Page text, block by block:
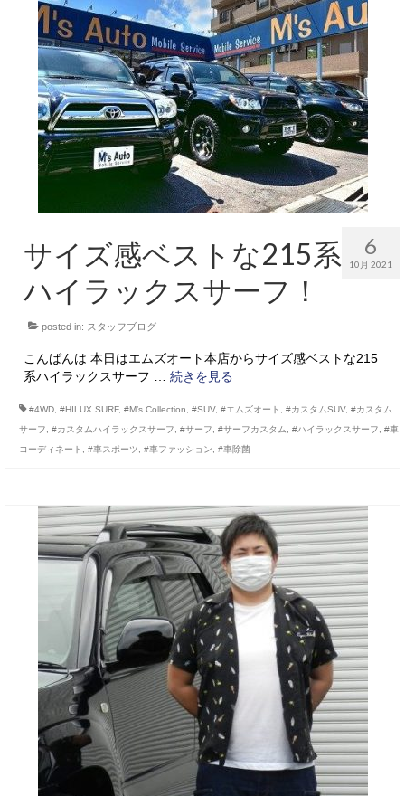
6
10月 2021
サイズ感ベストな215系
ハイラックスサーフ！
posted in: スタッフブログ
こんばんは 本日はエムズオート本店からサイズ感ベストな215
系ハイラックスサーフ … 続きを見る
#4WD #HILUX SURF, #M’s Collection #SUV, #エムズオート #カスタムSUV, #カスタム
サーフ
#カスタムハイラックスサーフ #サーフ #サーフカスタム #ハイラックスサーフ
#車
コーディネート
#車スポーツ #車ファッション #車除菌